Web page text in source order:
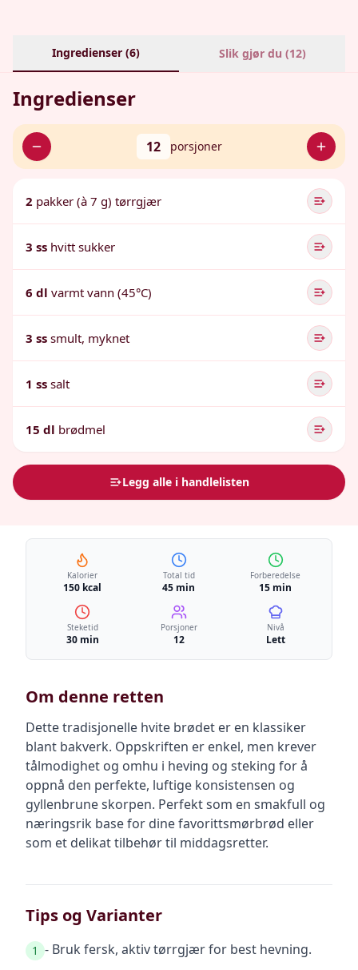
Ingredienser (6) Slik gjør du (12)
Ingredienser
12 porsjoner
2 pakker (à 7 g) tørrgjær
3 ss hvitt sukker
6 dl varmt vann (45°C)
3 ss smult, myknet
1 ss salt
15 dl brødmel
Legg alle i handlelisten
Kalorier
150 kcal
Total tid
45 min
Forberedelse
15 min
Steketid
30 min
Porsjoner
12
Nivå
Lett
Om denne retten
Dette tradisjonelle hvite brødet er en klassiker
blant bakverk. Oppskriften er enkel, men krever
tålmodighet og omhu i heving og steking for å
oppnå den perfekte, luftige konsistensen og
gyllenbrune skorpen. Perfekt som en smakfull og
næringsrik base for dine favorittsmørbrød eller
som et delikat tilbehør til middagsretter.
Tips og Varianter
1 - Bruk fersk, aktiv tørrgjær for best hevning.